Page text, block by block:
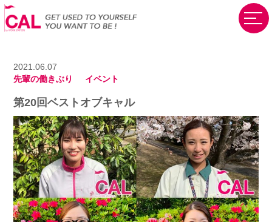
2021.06.07
先輩の働きぶり
イベント
第20回ベストオブキャル